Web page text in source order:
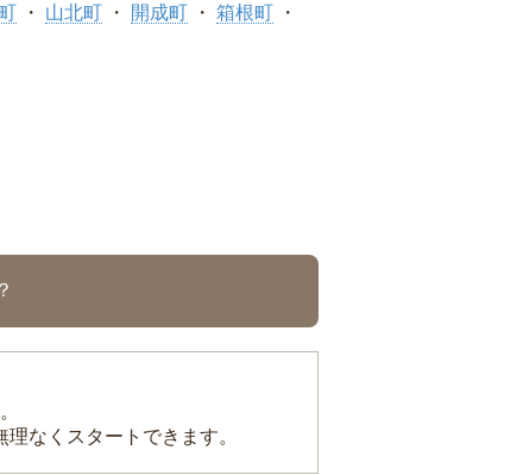
山北町 開成町
箱根町
なくスタートできます。